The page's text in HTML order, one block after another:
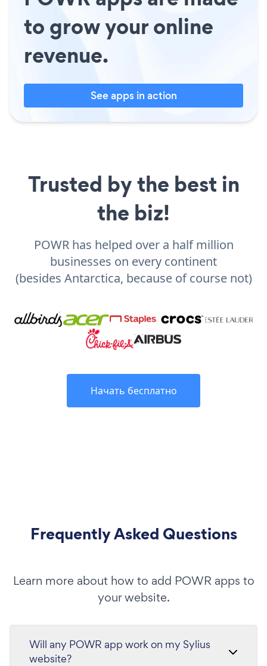
to grow your online
revenue.
See apps in action
Trusted by the best in
the biz!
POWR has helped over a half million
businesses on every continent
(besides Antarctica, because of course not)
Начать бесплатно
Frequently Asked Questions
Learn more about how to add POWR apps to
your website.
Will any POWR app work on my Sylius
website?